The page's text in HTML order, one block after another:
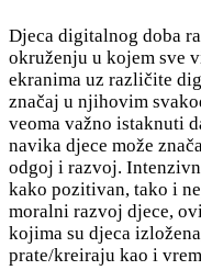
Djeca digitalnog doba
okruženju u kojem sve
ekranima uz različite
značaj u njihovim
veoma važno istaknuti
navika djece može
odgoj i razvoj.
kako pozitivan, tako i
moralni razvoj djece,
kojima su djeca
prate/kreiraju kao i